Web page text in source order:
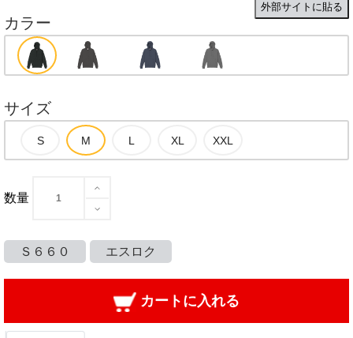
外部サイトに貼る
カラー
サイズ
数量
Ｓ６６０ エスロク
カートに入れる